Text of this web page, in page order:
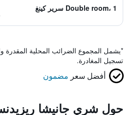
Double room، 1 سرير كينغ
*يشمل المجموع الضرائب المحلية المقدرة
تسجيل المغادرة.
أفضل سعر مضمون
حول شري جانيشا